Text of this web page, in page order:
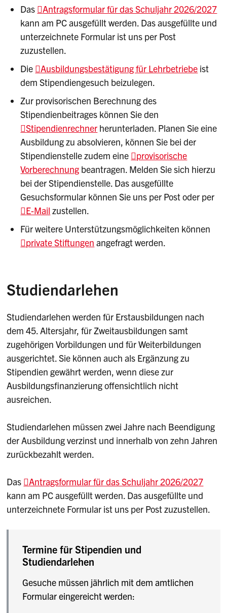
Das
Antragsformular für das Schuljahr 2026/2027
kann am PC ausgefüllt werden. Das ausgefüllte und
unterzeichnete Formular ist uns per Post
zuzustellen.
Die
Ausbildungsbestätigung für Lehrbetriebe ist
dem Stipendiengesuch beizulegen.
Zur provisorischen Berechnung des
Stipendienbeitrages können Sie den
Stipendienrechner herunterladen. Planen Sie eine
Ausbildung zu absolvieren, können Sie bei der
Stipendienstelle zudem eine
provisorische
Vorberechnung beantragen. Melden Sie sich hierzu
bei der Stipendienstelle. Das ausgefüllte
Gesuchsformular können Sie uns per Post oder per
E-Mail zustellen.
Für weitere Unterstützungsmöglichkeiten können
private Stiftungen angefragt werden.
Studiendarlehen
Studiendarlehen werden für Erstausbildungen nach
dem 45. Altersjahr, für Zweitausbildungen samt
zugehörigen Vorbildungen und für Weiterbildungen
ausgerichtet. Sie können auch als Ergänzung zu
Stipendien gewährt werden, wenn diese zur
Ausbildungsfinanzierung offensichtlich nicht
ausreichen.
Studiendarlehen müssen zwei Jahre nach Beendigung
der Ausbildung verzinst und innerhalb von zehn Jahren
zurückbezahlt werden.
Das
Antragsformular für das Schuljahr 2026/2027
kann am PC ausgefüllt werden. Das ausgefüllte und
unterzeichnete Formular ist uns per Post zuzustellen.
Termine für Stipendien und
Studiendarlehen
Gesuche müssen jährlich mit dem amtlichen
Formular eingereicht werden: